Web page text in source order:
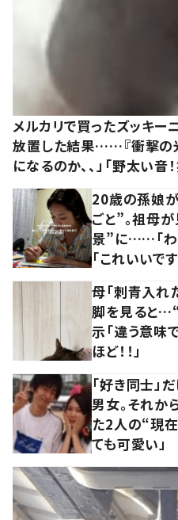
メルカリで買ったズッキ
放置した結果……『衝撃の
になるのか、、」「野太い音！
20歳の孫娘
ごと”。祖母
景”に……「わ
「これいいです
母「刺青入れ
脚を見ると
示「違う意味
ほど！！」
「好き同士」
男女。それ
た2人の“現
ても可愛い」